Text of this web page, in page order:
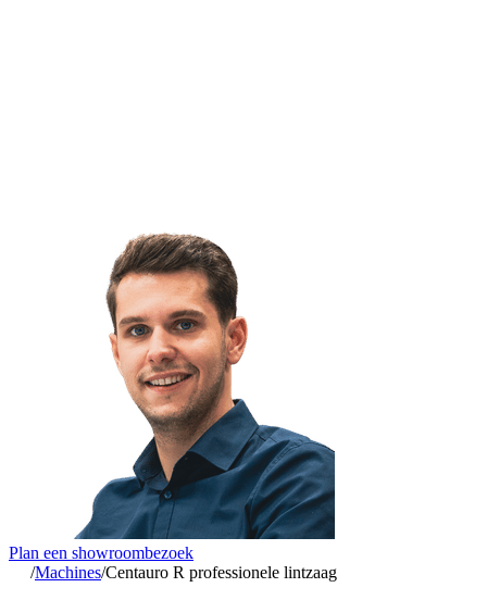
Plan een showroombezoek
/Machines/Centauro R professionele lintzaag